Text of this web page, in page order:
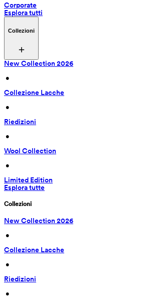
Corporate
Esplora tutti
Collezioni
New Collection 2026
•
Collezione Lacche
•
Riedizioni
•
Wool Collection
•
Limited Edition
Esplora tutte
Collezioni
New Collection 2026
•
Collezione Lacche
•
Riedizioni
•